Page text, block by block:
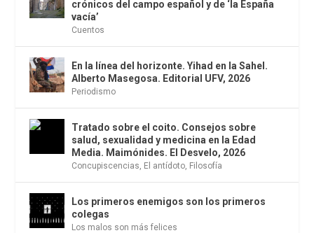
crónicos del campo español y de ‘la España
vacía’
Cuentos
En la línea del horizonte. Yihad en la Sahel.
Alberto Masegosa. Editorial UFV, 2026
Periodismo
Tratado sobre el coito. Consejos sobre
salud, sexualidad y medicina en la Edad
Media. Maimónides. El Desvelo, 2026
Concupiscencias El antídoto Filosofía
Los primeros enemigos son los primeros
colegas
Los malos son más felices